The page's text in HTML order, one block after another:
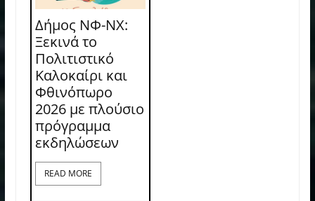
Δήμος ΝΦ-ΝΧ:
Ξεκινά το
Πολιτιστικό
Καλοκαίρι και
Φθινόπωρο
2026 με πλούσιο
πρόγραμμα
εκδηλώσεων
READ MORE